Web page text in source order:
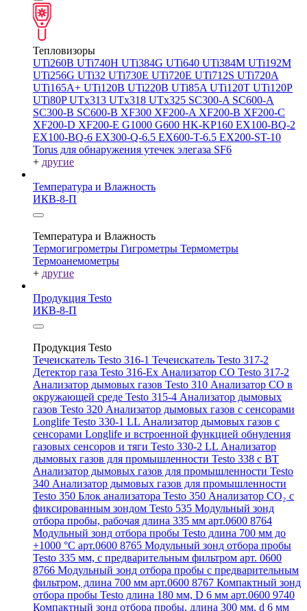
Тепловизоры
UTi260В UTi740H UTi384G UTi640 UTi384M UTi192M
UTi256G UTi32 UTi730E UTi720E UTi712S UTi720A
UTi165A+ UTi120B UTi220B UTi85A UTi120T UTi120P
UTi80PUTx313 UTx318 UTx325 SC300-A SC600-A
SC300-B SC600-B XF300 XF200-A XF200-B XF200-C
XF200-D XF200-E G1000 G600 HK-KP160 EX100-BQ-2
EX100-BQ-6 EX300-Q-6.5 EX600-T-6.5 EX200-ST-10
Torus для обнаружения утечек элегаза SF6
+ другие
Температура и Влажность
ИКВ-8-П
Температура и Влажность
Термогигрометры Гигрометры Термометры
Термоанемометры
+ другие
Продукция Testo
ИКВ-8-П
Продукция Testo
Течеискатель Testo 316-1 Течеискатель Testo 317-2
Детектор газа Testo 316-Ex Анализатор CO Testo 317-2
Анализатор дымовых газов Testo 310 Анализатор CO в
окружающей среде Testo 315-4 Анализатор дымовых
газов Testo 320 Анализатор дымовых газов с сенсорами
Longlife Testo 330-1 LL Анализатор дымовых газов с
сенсорами Longlife и встроенной функцией обнуления
газовых сенсоров и тяги Testo 330-2 LL Анализатор
дымовых газов для промышленности Testo 338 с BT
Анализатор дымовых газов для промышленности Testo
340 Анализатор дымовых газов для промышленности
Testo 350 Блок анализатора Testo 350 Анализатор СО₂ с
фиксированным зондом Testo 535 Модульный зонд
отбора пробы, рабочая длина 335 мм арт.0600 8764
Модульный зонд отбора пробы Testo длина 700 мм до
+1000 °С арт.0600 8765 Модульный зонд отбора пробы
Testo 335 мм, с предварительным фильтром арт. 0600
8766 Модульный зонд отбора пробы с предварительным
фильтром, длина 700 мм арт.0600 8767 Компактный зонд
отбора пробы Testo длина 180 мм, D 6 мм арт.0600 9740
Компактный зонд отбора пробы, длина 300 мм, d 6 мм